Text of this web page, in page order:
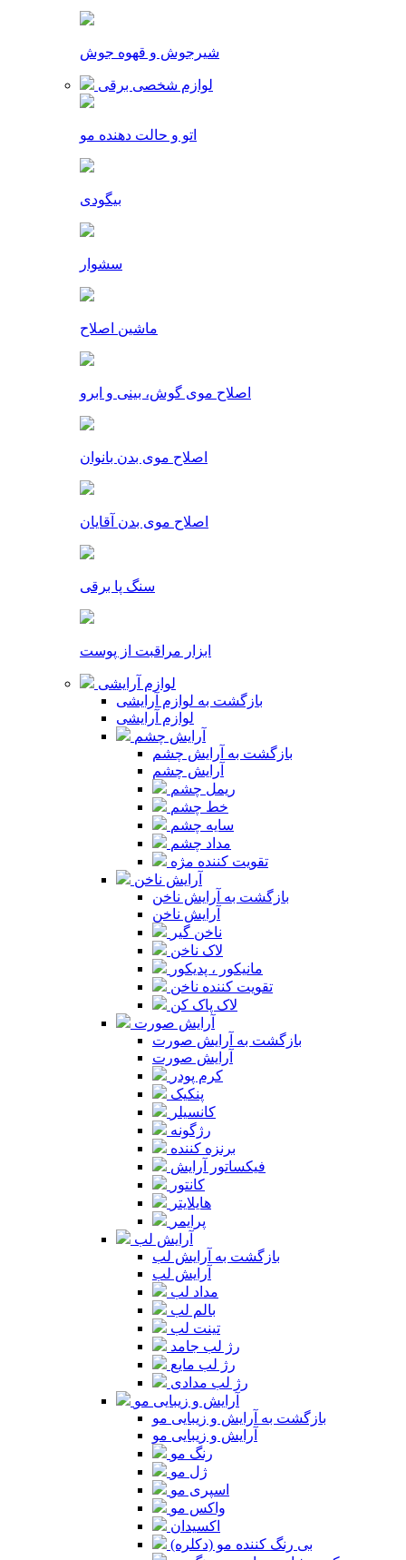
شیرجوش و قهوه جوش
لوازم شخصی برقی
اتو و حالت دهنده مو
بیگودی
سشوار
ماشین اصلاح
اصلاح موی گوش، بینی و ابرو
اصلاح موی بدن بانوان
اصلاح موی بدن آقایان
سنگ پا برقی
ابزار مراقبت از پوست
لوازم آرایشی
بازگشت به لوازم آرایشی
لوازم آرایشی
آرایش چشم
بازگشت به آرایش چشم
آرایش چشم
ریمل چشم
خط چشم
سایه چشم
مداد چشم
تقویت کننده مژه
آرایش ناخن
بازگشت به آرایش ناخن
آرایش ناخن
ناخن گیر
لاک ناخن
مانیکور ، پدیکور
تقویت کننده ناخن
لاک پاک کن
آرایش صورت
بازگشت به آرایش صورت
آرایش صورت
کرم پودر
پنکیک
کانسیلر
رژگونه
برنزه کننده
فیکساتور آرایش
کانتور
هایلایتر
پرایمر
آرایش لب
بازگشت به آرایش لب
آرایش لب
مداد لب
بالم لب
تینت لب
رژ لب جامد
رژ لب مایع
رژ لب مدادی
آرایش و زیبایی مو
بازگشت به آرایش و زیبایی مو
آرایش و زیبایی مو
رنگ مو
ژل مو
اسپری مو
واکس مو
اکسیدان
بی رنگ کننده مو (دکلره)